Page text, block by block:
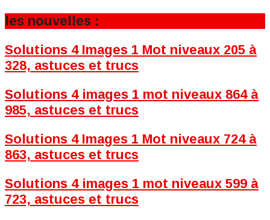
les nouvelles :
Solutions 4 Images 1 Mot niveaux 205 à
328, astuces et trucs
Solutions 4 images 1 mot niveaux 864 à
985, astuces et trucs
Solutions 4 Images 1 Mot niveaux 724 à
863, astuces et trucs
Solutions 4 images 1 mot niveaux 599 à
723, astuces et trucs